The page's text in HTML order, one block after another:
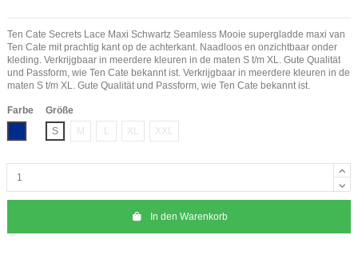
Ten Cate Secrets Lace Maxi Schwartz Seamless Mooie supergladde maxi van
Ten Cate mit prachtig kant op de achterkant. Naadloos en onzichtbaar onder
kleding. Verkrijgbaar in meerdere kleuren in de maten S t/m XL. Gute Qualität
und Passform, wie Ten Cate bekannt ist. Verkrijgbaar in meerdere kleuren in de
maten S t/m XL. Gute Qualität und Passform, wie Ten Cate bekannt ist.
Farbe
Marine Blau
Größe
S
M L XL XXL
In den Warenkorb